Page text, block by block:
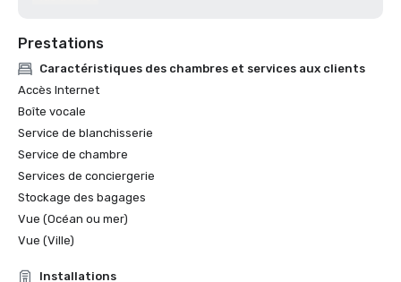
Prestations
Caractéristiques des chambres et services aux clients
Accès Internet
Boîte vocale
Service de blanchisserie
Service de chambre
Services de conciergerie
Stockage des bagages
Vue (Océan ou mer)
Vue (Ville)
Installations